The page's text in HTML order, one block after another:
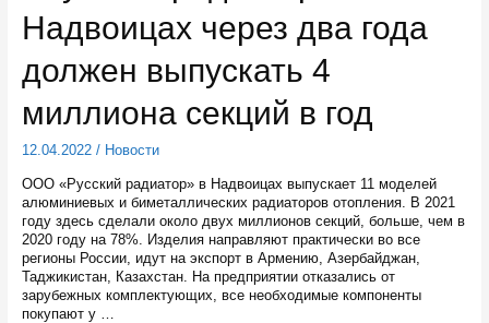
людей
сНадвоицах через два года
должен выпускать 4
миллиона секций в год
12.04.2022/ Новости
ООО «Русский радиатор» в Надвоицах выпускает 11 моделей
алюминиевых и биметаллических радиаторов отопления. В 2021
году здесь сделали около двух миллионов секций, больше, чем в
2020 году на 78%. Изделия направляют практически во все
регионы России, идут на экспорт в Армению, Азербайджан,
Таджикистан, Казахстан. На предприятии отказались от
зарубежных комплектующих, все необходимые компоненты
покупают у …